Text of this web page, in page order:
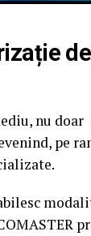
nu doar
pe